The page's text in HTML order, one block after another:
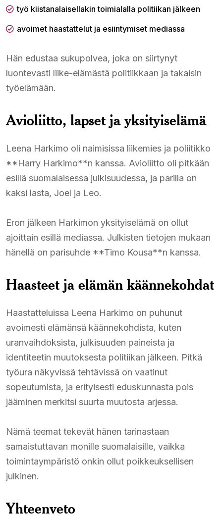
työ kiistanalaisellakin toimialalla politiikan jälkeen
avoimet haastattelut ja esiintymiset mediassa
Hän edustaa sukupolvea, joka on siirtynyt
luontevasti liike-elämästä politiikkaan ja takaisin
työelämään.
Avioliitto, lapset ja yksityiselämä
Leena Harkimo oli naimisissa liikemies ja poliitikko
**Harry Harkimo**n kanssa. Avioliitto oli pitkään
esillä suomalaisessa julkisuudessa, ja parilla on
kaksi lasta, Joel ja Leo.
Eron jälkeen Harkimon yksityiselämä on ollut
ajoittain esillä mediassa. Julkisten tietojen mukaan
hänellä on parisuhde **Timo Kousa**n kanssa.
Haasteet ja elämän käännekohdat
Haastatteluissa Leena Harkimo on puhunut
avoimesti elämänsä käännekohdista, kuten
uranvaihdoksista, julkisuuden paineista ja
identiteetin muutoksesta politiikan jälkeen. Pitkä
työura näkyvissä tehtävissä on vaatinut
sopeutumista, ja erityisesti eduskunnasta pois
jääminen merkitsi suurta muutosta arjessa.
Nämä teemat tekevät hänen tarinastaan
samaistuttavan monille suomalaisille, vaikka
toimintaympäristö onkin ollut poikkeuksellisen
julkinen.
Yhteenveto